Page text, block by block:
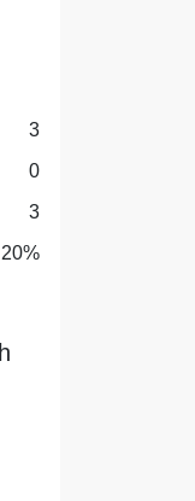
3
0
3
20%